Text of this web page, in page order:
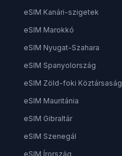
eSIM Kanári-szigetek
eSIM Marokkó
eSIM Nyugat-Szahara
eSIM Spanyolország
eSIM Zöld-foki Köztársaság
eSIM Mauritánia
eSIM Gibraltár
eSIM Szenegál
eSIM Írország